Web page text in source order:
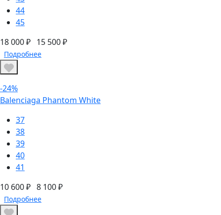
44
45
18 000 ₽ 15 500 ₽
Подробнее
-24%
Balenciaga Phantom White
37
38
39
40
41
10 600 ₽ 8 100 ₽
Подробнее